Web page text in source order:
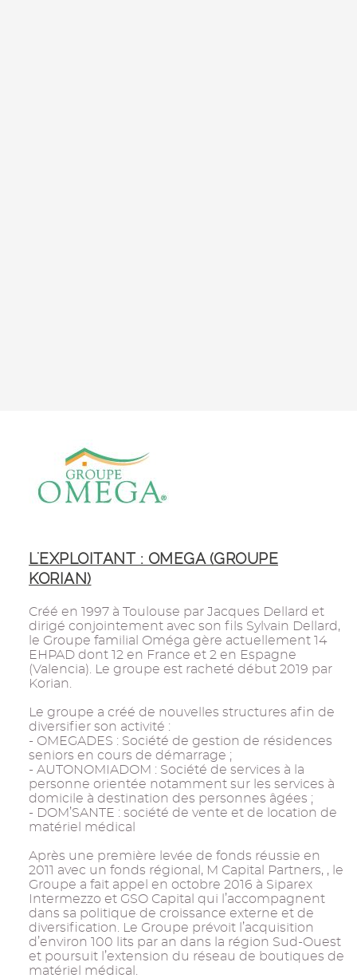
L'EXPLOITANT : OMEGA (GROUPE
KORIAN)
Créé en 1997 à Toulouse par Jacques Dellard et
dirigé conjointement avec son fils Sylvain Dellard,
le Groupe familial Oméga gère actuellement 14
EHPAD dont 12 en France et 2 en Espagne
(Valencia). Le groupe est racheté début 2019 par
Korian.
Le groupe a créé de nouvelles structures afin de
diversifier son activité :
- OMEGADES : Société de gestion de résidences
seniors en cours de démarrage ;
- AUTONOMIADOM : Société de services à la
personne orientée notamment sur les services à
domicile à destination des personnes âgées ;
- DOM’SANTE : société de vente et de location de
matériel médical
Après une première levée de fonds réussie en
2011 avec un fonds régional, M Capital Partners, , le
Groupe a fait appel en octobre 2016 à Siparex
Intermezzo et GSO Capital qui l’accompagnent
dans sa politique de croissance externe et de
diversification. Le Groupe prévoit l’acquisition
d’environ 100 lits par an dans la région Sud-Ouest
et poursuit l’extension du réseau de boutiques de
matériel médical.